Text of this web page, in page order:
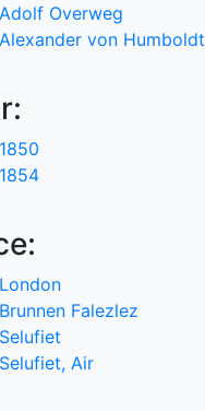
Adolf Overweg
Alexander von Humboldt
1850
1854
London
Brunnen Falezlez
Selufiet
Selufiet, Air